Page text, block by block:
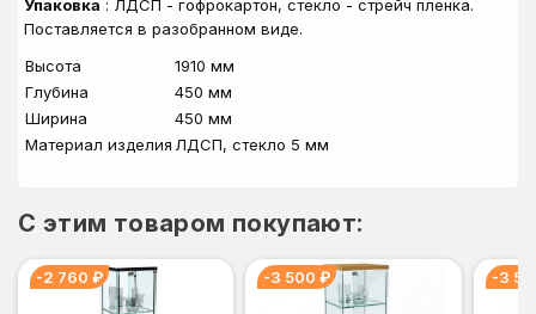
Упаковка : ЛДСП - гофрокартон, стекло - стрейч пленка.
Поставляется в разобранном виде.
Высота
1910 мм
Глубина
450 мм
Ширина
450 мм
Материал изделия ЛДСП, стекло 5 мм
C этим товаром покупают:
-2 760 ₽ -3 500 ₽ -3